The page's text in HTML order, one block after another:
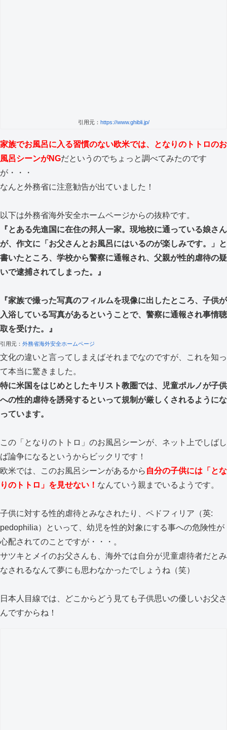
引用元： https://www.ghibli.jp/
家族でお風呂に入る習慣のない欧米では、となりのトトロのお
風呂シーンがNGだというのでちょっと調べてみたのです
が・・・
なんと外務省に注意勧告が出ていました！
以下は外務省海外安全ホームページからの抜粋です。
『とある先進国に在住の邦人一家。現地校に通っている娘さん
が、作文に「お父さんとお風呂にはいるのが楽しみです。」と
書いたところ、学校から警察に通報され、父親が性的虐待の疑
いで逮捕されてしまった。』
『家族で撮った写真のフィルムを現像に出したところ、子供が
入浴している写真があるということで、警察に通報され事情聴
取を受けた。』
引用元： 外務省海外安全ホームページ
文化の違いと言ってしまえばそれまでなのですが、これを知っ
て本当に驚きました。
特に米国をはじめとしたキリスト教圏では、児童ポルノが子供
への性的虐待を誘発するといって規制が厳しくされるようにな
っています。
この「となりのトトロ」のお風呂シーンが、ネット上でしばし
ば論争になるというからビックリです！
欧米では、このお風呂シーンがあるから 自分の子供には「とな
りのトトロ」を見せない！ なんていう親までいるようです。
子供に対する性的虐待とみなされたり、ペドフィリア（英:
pedophilia）といって、幼児を性的対象にする事への危険性が
心配されてのことですが・・・。
サツキとメイのお父さんも、海外では自分が児童虐待者だとみ
なされるなんて夢にも思わなかったでしょうね（笑）
日本人目線では、どこからどう見ても子供思いの優しいお父さ
んですからね！